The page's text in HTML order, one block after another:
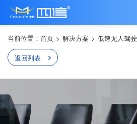
当前位置： 首页 > 解决方案 > 低速无人驾驶
返回列表